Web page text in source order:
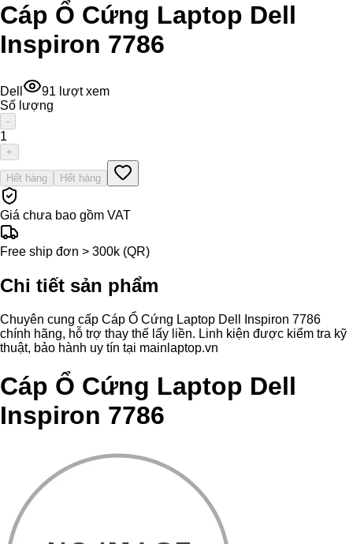
Cáp Ổ Cứng Laptop Dell
Inspiron 7786
Dell 91 lượt xem
Số lượng
-
1
+
Hết hàng Hết hàng
Giá chưa bao gồm VAT
Free ship đơn > 300k (QR)
Chi tiết sản phẩm
Chuyên cung cấp Cáp Ổ Cứng Laptop Dell Inspiron 7786
chính hãng, hỗ trợ thay thế lấy liền. Linh kiện được kiểm tra kỹ
thuật, bảo hành uy tín tại mainlaptop.vn
Cáp Ổ Cứng Laptop Dell
Inspiron 7786